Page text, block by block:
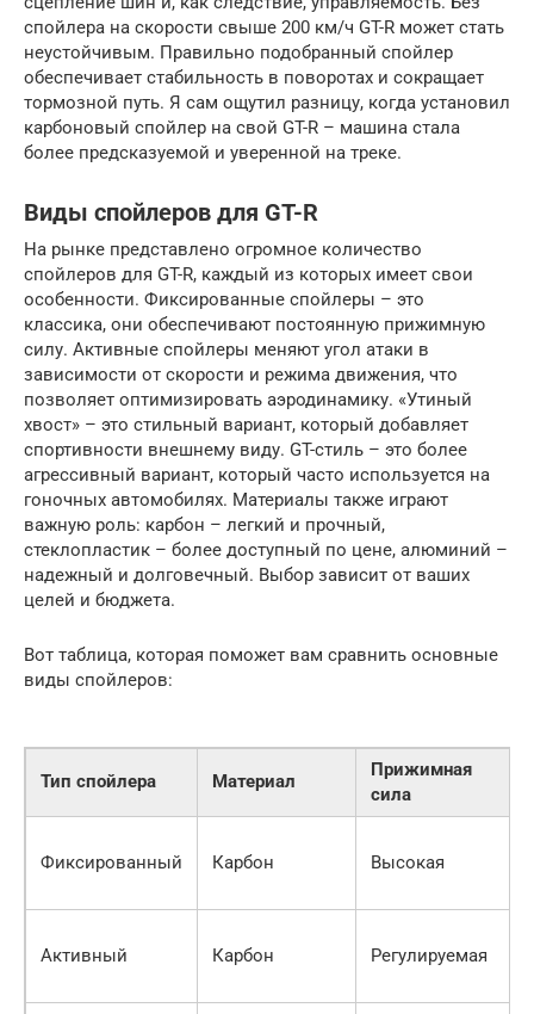
спойлера на скорости свыше 200 км/ч GT-R может стать
неустойчивым. Правильно подобранный спойлер
обеспечивает стабильность в поворотах и сокращает
тормозной путь. Я сам ощутил разницу, когда установил
карбоновый спойлер на свой GT-R – машина стала
более предсказуемой и уверенной на треке.
Виды спойлеров для GT-R
На рынке представлено огромное количество
спойлеров для GT-R, каждый из которых имеет свои
особенности. Фиксированные спойлеры – это
классика, они обеспечивают постоянную прижимную
силу. Активные спойлеры меняют угол атаки в
зависимости от скорости и режима движения, что
позволяет оптимизировать аэродинамику. «Утиный
хвост» – это стильный вариант, который добавляет
спортивности внешнему виду. GT-стиль – это более
агрессивный вариант, который часто используется на
гоночных автомобилях. Материалы также играют
важную роль: карбон – легкий и прочный,
стеклопластик – более доступный по цене, алюминий –
надежный и долговечный. Выбор зависит от ваших
целей и бюджета.
Вот таблица, которая поможет вам сравнить основные
виды спойлеров:
Тип спойлера Материал
Прижимная
сила
Фиксированный Карбон Высокая
Активный Карбон Регулируемая